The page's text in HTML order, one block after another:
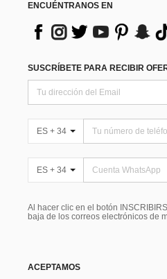
ENCUÉNTRANOS EN
SUSCRÍBETE PARA RECIBIR
ES + 34
ES + 34
Al hacer clic en el botón
baja de los correos electrónicos de
ACEPTAMOS